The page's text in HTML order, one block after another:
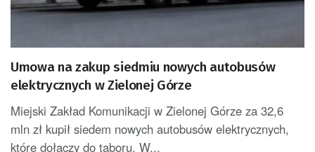
Umowa na zakup siedmiu nowych autobusów
elektrycznych w Zielonej Górze
Miejski Zakład Komunikacji w Zielonej Górze za 32,6
mln zł kupił siedem nowych autobusów elektrycznych,
które dołączy do taboru. W...